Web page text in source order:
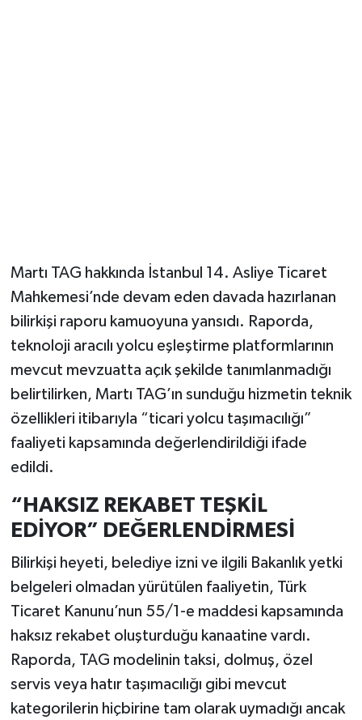
Martı TAG hakkında İstanbul 14. Asliye Ticaret
Mahkemesi’nde devam eden davada hazırlanan
bilirkişi raporu kamuoyuna yansıdı. Raporda,
teknoloji aracılı yolcu eşleştirme platformlarının
mevcut mevzuatta açık şekilde tanımlanmadığı
belirtilirken, Martı TAG’ın sunduğu hizmetin teknik
özellikleri itibarıyla “ticari yolcu taşımacılığı”
faaliyeti kapsamında değerlendirildiği ifade
edildi.
“HAKSIZ REKABET TEŞKİL
EDİYOR” DEĞERLENDİRMESİ
Bilirkişi heyeti, belediye izni ve ilgili Bakanlık yetki
belgeleri olmadan yürütülen faaliyetin, Türk
Ticaret Kanunu’nun 55/1-e maddesi kapsamında
haksız rekabet oluşturduğu kanaatine vardı.
Raporda, TAG modelinin taksi, dolmuş, özel
servis veya hatır taşımacılığı gibi mevcut
kategorilerin hiçbirine tam olarak uymadığı ancak